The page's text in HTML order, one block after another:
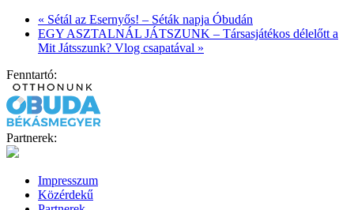
« Sétál az Esernyős! – Séták napja Óbudán
EGY ASZTALNÁL JÁTSZUNK – Társasjátékos délelőtt a
Mit Játsszunk? Vlog csapatával »
Fenntartó:
Partnerek:
Impresszum
Közérdekű